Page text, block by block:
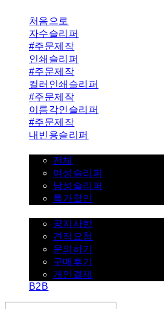
처음으로
자수슬리퍼
#주문제작
인쇄슬리퍼
#주문제작
컬러인쇄슬리퍼
#주문제작
이름각인슬리퍼
#주문제작
내빈용슬리퍼
전체
여성슬리퍼
남성슬리퍼
특가할인
공지사항
견적요청
문의하기
구매후기
개인결제
B2B